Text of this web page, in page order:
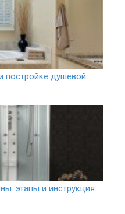
постройке душевой
этапы и инструкция